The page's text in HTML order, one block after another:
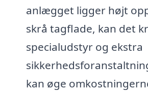
anlægget ligger højt
skrå tagflade, kan det
specialudstyr og ekstra
kan øge